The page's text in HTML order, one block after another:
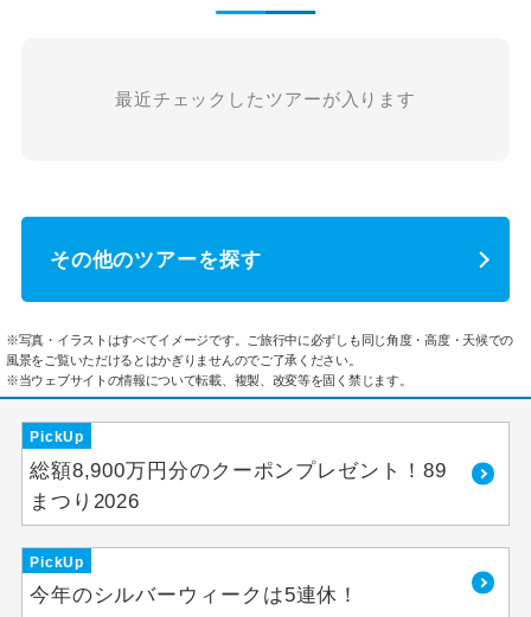
最近チェックしたツアーが入ります
その他のツアーを探す
※写真・イラストはすべてイメージです。ご旅行中に必ずしも同じ角度・高度・天候での
風景をご覧いただけるとはかぎりませんのでご了承ください。
※当ウェブサイトの情報について転載、複製、改変等を固く禁じます。
PickUp
総額8,900万円分のクーポンプレゼント！89
まつり2026
PickUp
今年のシルバーウィークは5連休！